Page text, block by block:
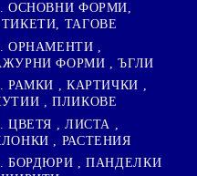
ОСНОВНИ ФОРМИ,
ТАГОВЕ
ОРНАМЕНТИ ,
ФОРМИ , ЪГЛИ
РАМКИ , КАРТИЧКИ ,
, ПЛИКОВЕ
ЦВЕТЯ , ЛИСТА ,
, РАСТЕНИЯ
БОРДЮРИ , ПАНДЕЛКИ